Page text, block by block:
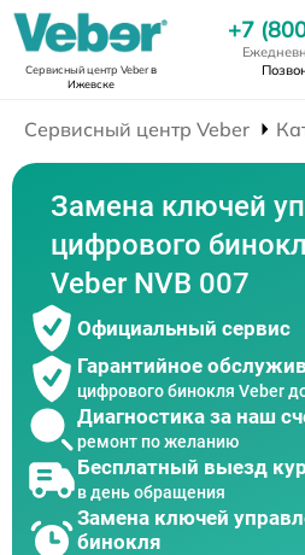
Сервисный центр Veberв
Ижевске
+7
Сервисный центр Veber
Замена ключей
цифрового
Veber NVB 007
Официальный сервис
Гарантийное
цифрового бинокля Veber
Диагностика за наш
ремонт по желанию
Бесплатный выезд
в день обращения
Замена ключей
бинокля